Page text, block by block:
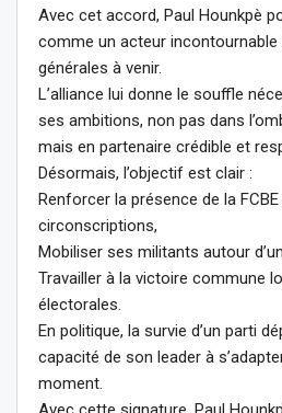
Avec cet accord, Paul Hounkpè
comme un acteur
générales à venir.
L’alliance lui donne le souffle
ses ambitions, non pas dans
mais en partenaire crédible et
Désormais, l’objectif est clair :
Renforcer la présence de la
circonscriptions,
Mobiliser ses militants autour
Travailler à la victoire commune
électorales.
En politique, la survie d’un parti
capacité de son leader à
moment.